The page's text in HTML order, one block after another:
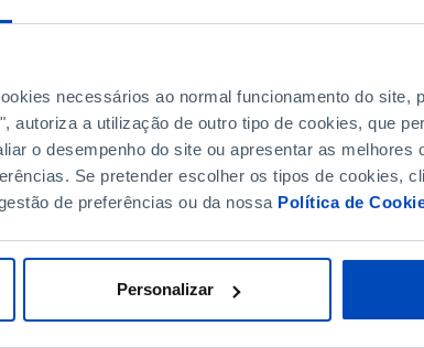
necessários ao normal funcionamento do site,
autoriza a utilização de outro tipo de cookies, que
o desempenho do site ou apresentar as melhores
Se pretender escolher os tipos de cookies,
de preferências ou da nossa Política de
Personalizar
DATA DE FIM